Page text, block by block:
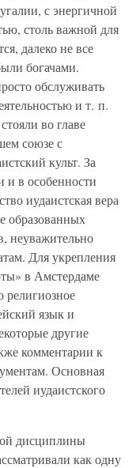
с энергичной
столь важной для
далеко не все
богачами.
обслуживать
и т. п.
во главе
союзе с
культ. За
и в особенности
иудаистская вера
образованных
неуважительно
Для укрепления
в Амстердаме
язык и
другие
комментарии к
Основная
иудаистского
дисциплины
как одну